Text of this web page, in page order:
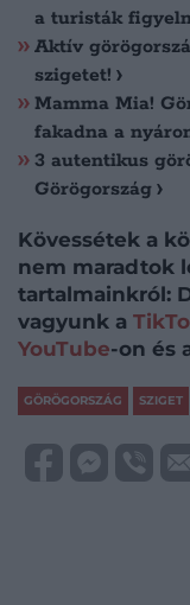
a turisták
Aktív
szigetet!
Mamma Mia!
fakadna a
3 autentikus
Görögország
Kövessétek a
nem maradtok
tartalmainkról:
vagyunk a
YouTube-on és
GÖRÖGORSZÁG SZIGET